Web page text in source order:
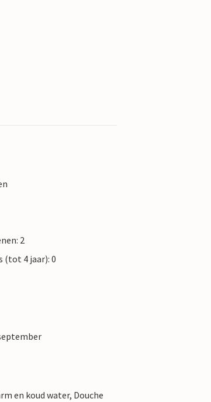
2
(tot 4 jaar): 0
en koud water, Douche